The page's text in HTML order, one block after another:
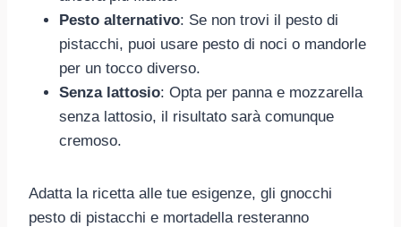
Pesto alternativo: Se non trovi il pesto di
pistacchi, puoi usare pesto di noci o mandorle
per un tocco diverso.
Senza lattosio: Opta per panna e mozzarella
senza lattosio, il risultato sarà comunque
cremoso.
Adatta la ricetta alle tue esigenze, gli gnocchi
pesto di pistacchi e mortadella resteranno